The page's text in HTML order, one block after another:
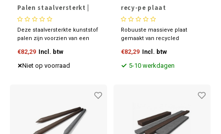
Palen staalversterkt |
vierkant
Deze staalversterkte kunststof
palen zijn voorzien van een
stabiliteit. Beschikbare kleuren
zijn grijs en bruin.
€82,29 Incl. btw
Niet op voorraad
recy-pe plaat
Robuuste massieve plaat
gemaakt van recycled
slagvast, slijtvast en
weersbestendig. Goed te
€82,29 Incl. btw
5-10 werkdagen